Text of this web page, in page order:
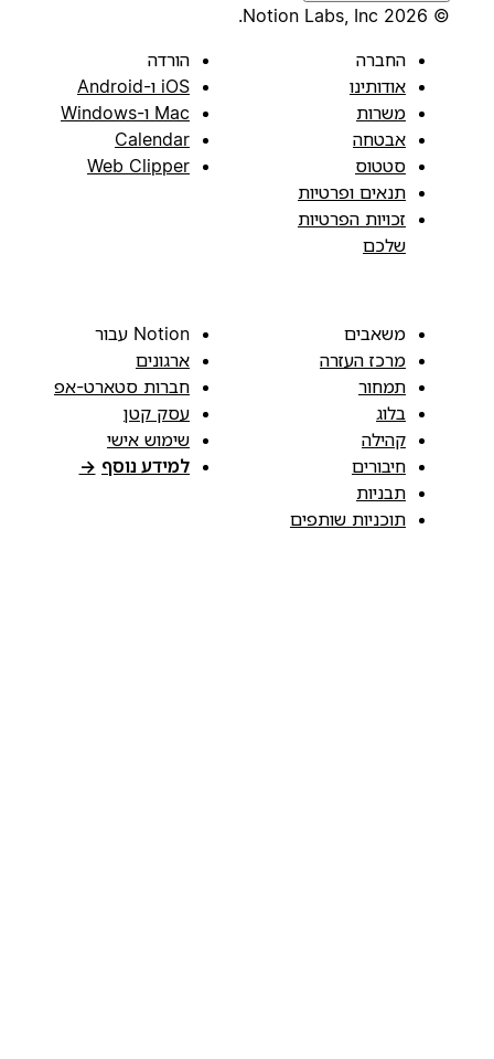
החברה
אודותינו
משרות
אבטחה
סטטוס
תנאים ופרטיות
זכויות הפרטיות
שלכם
הורדה
iOS ו-Android
Mac ו-Windows
Calendar
Web Clipper
משאבים
מרכז העזרה
תמחור
בלוג
קהילה
חיבורים
תבניות
תוכניות שותפים
Notion עבור
ארגונים
חברות סטארט-אפ
עסק קטן
שימוש אישי
למידע נוסף →